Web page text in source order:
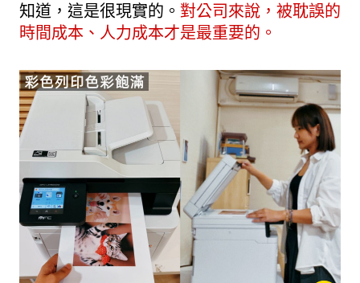
知道，這是很現實的。 對公司來說，被耽誤的
時間成本、人力成本才是最重要的。